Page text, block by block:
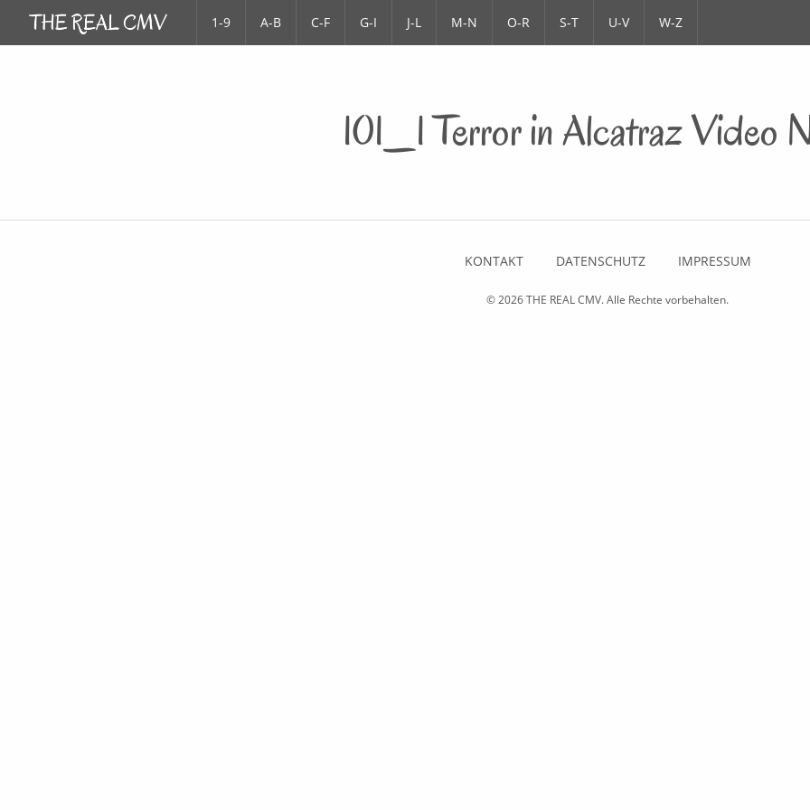
1-9 A-B C-F G-I J-L M-N O-R S-T U-V W-Z
101_1 Terror in Alcatraz Video
KONTAKT DATENSCHUTZ IMPRESSUM
© 2026THE REAL CMV. Alle Rechte vorbehalten.